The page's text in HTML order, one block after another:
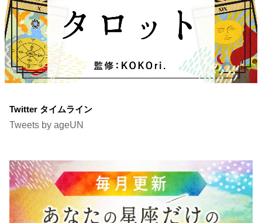
Twitter タイムライン
Tweets by ageUN